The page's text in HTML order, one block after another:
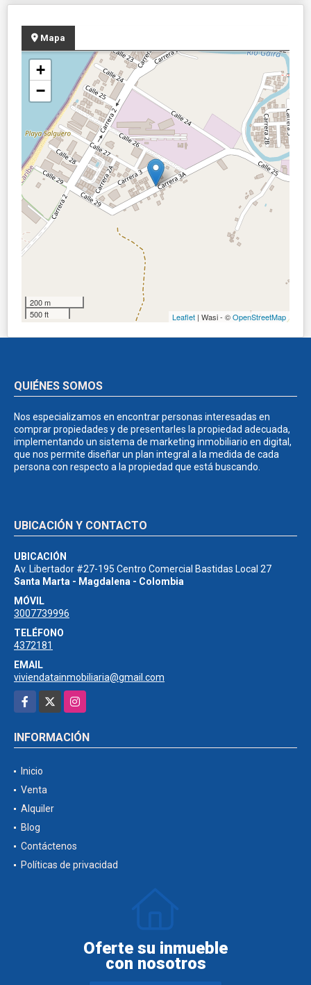
Mapa
+
−
200 m
500 ft
Leaflet | Wasi - ©OpenStreetMap
QUIÉNES SOMOS
Nos especializamos en encontrar personas interesadas en
comprar propiedades y de presentarles la propiedad adecuada,
implementando un sistema de marketing inmobiliario en digital,
que nos permite diseñar un plan integral a la medida de cada
persona con respecto a la propiedad que está buscando.
UBICACIÓN Y CONTACTO
UBICACIÓN
Av. Libertador #27-195 Centro Comercial Bastidas Local 27
Santa Marta - Magdalena - Colombia
MÓVIL
3007739996
TELÉFONO
4372181
EMAIL
viviendatainmobiliaria@gmail.com
Facebook
Instagram
INFORMACIÓN
Inicio
Venta
Alquiler
Blog
Contáctenos
Políticas de privacidad
Oferte su inmueble
con nosotros